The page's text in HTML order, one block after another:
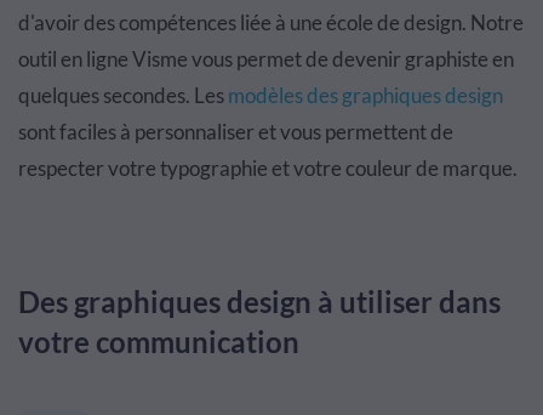
d'avoir des compétences liée à une école de design. Notre
outil en ligne Visme vous permet de devenir graphiste en
quelques secondes. Lesmodèles des graphiques design
sont faciles à personnaliser et vous permettent de
respecter votre typographie et votre couleur de marque.
Des graphiques design à utiliser dans
votre communication